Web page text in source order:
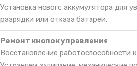
Установка нового аккумулятора для
разрядки или отказа батареи.
Ремонт кнопок управления
Восстановление работоспособности